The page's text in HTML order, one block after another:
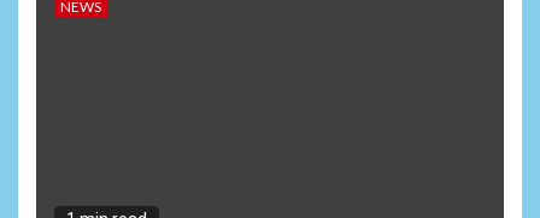
NEWS